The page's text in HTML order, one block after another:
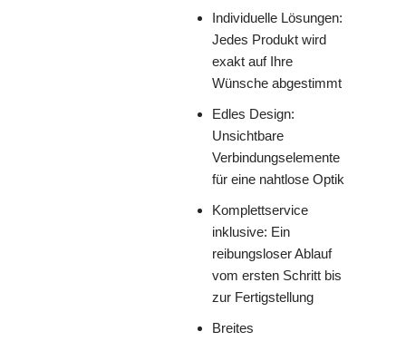
Individuelle Lösungen:
Jedes Produkt wird
exakt auf Ihre
Wünsche abgestimmt
Edles Design:
Unsichtbare
Verbindungselemente
für eine nahtlose Optik
Komplettservice
inklusive: Ein
reibungsloser Ablauf
vom ersten Schritt bis
zur Fertigstellung
Breites